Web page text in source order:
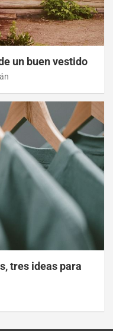
un buen vestido
tres ideas para